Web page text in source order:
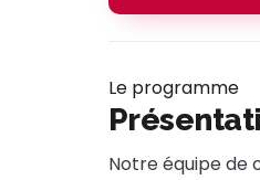
Le programme
Notre équipe de